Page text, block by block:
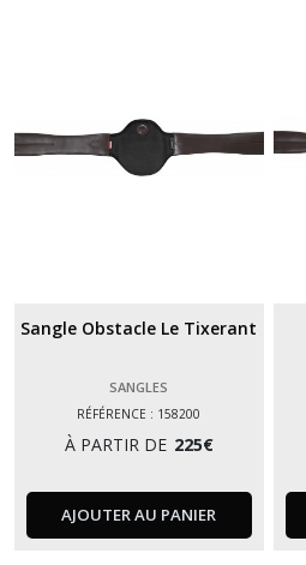
Sangle Obstacle Le Tixerant
SANGLES
RÉFÉRENCE : 158200
À PARTIR DE 225€
AJOUTER AU PANIER